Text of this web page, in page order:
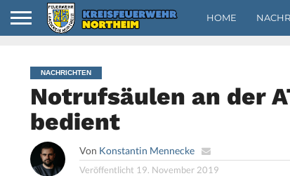
HOME
NACHRICHTEN
Notrufsäulen an der
bedient
Von Konstantin Mennecke
Veröffentlicht 19. November 2019